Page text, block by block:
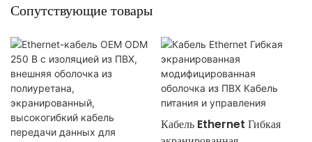
Сопутствующие товары
Кабель Ethernet Гибкая